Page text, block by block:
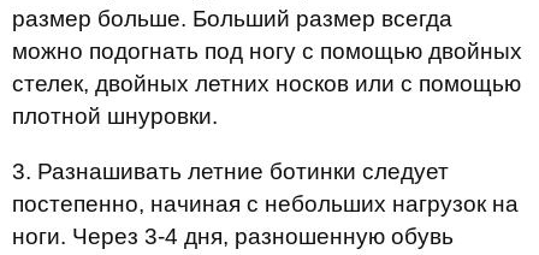
размер больше. Больший размер всегда
можно подогнать под ногу с помощью двойных
стелек, двойных летних носков или с помощью
плотной шнуровки.
3. Разнашивать летние ботинки следует
постепенно, начиная с небольших нагрузок на
ноги. Через 3-4 дня, разношенную обувь